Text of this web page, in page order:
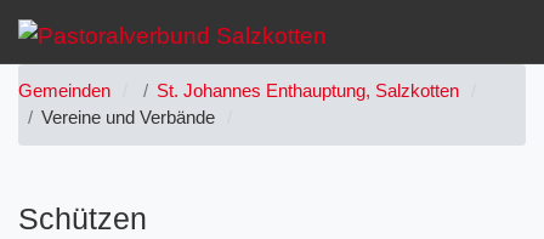
Gemeinden
St. Johannes Enthauptung, Salzkotten
Vereine und Verbände
Schützen